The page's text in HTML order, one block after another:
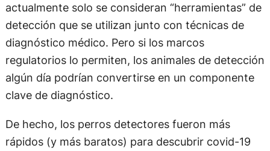
actualmente solo se consideran “herramientas” de
detección que se utilizan junto con técnicas de
diagnóstico médico. Pero si los marcos
regulatorios lo permiten, los animales de detección
algún día podrían convertirse en un componente
clave de diagnóstico.
De hecho, los perros detectores fueron más
rápidos (y más baratos) para descubrir covid-19